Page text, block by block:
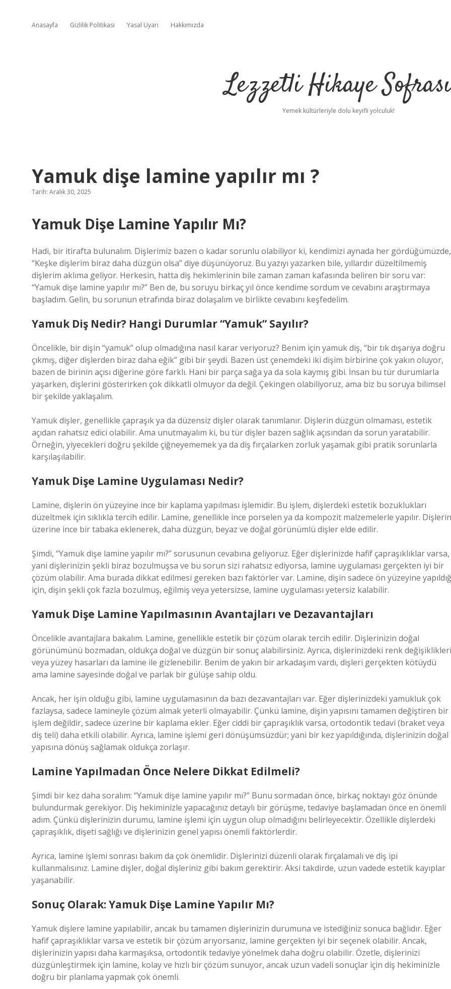
Anasayfa Gizlilik Politikası Yasal Uyarı Hakkımızda
Lezzetli Hikaye Sofrası
Yemek kültürleriyle dolu keyifli yolculuk!
Yamuk dişe lamine yapılır mı ?
Tarih: Aralık 30, 2025
Yamuk Dişe Lamine Yapılır Mı?
Hadi, bir itirafta bulunalım. Dişlerimiz bazen o kadar sorunlu olabiliyor ki, kendimizi aynada her gördüğümüzde,
“Keşke dişlerim biraz daha düzgün olsa” diye düşünüyoruz. Bu yazıyı yazarken bile, yıllardır düzeltilmemiş
dişlerim aklıma geliyor. Herkesin, hatta diş hekimlerinin bile zaman zaman kafasında beliren bir soru var:
“Yamuk dişe lamine yapılır mı?” Ben de, bu soruyu birkaç yıl önce kendime sordum ve cevabını araştırmaya
başladım. Gelin, bu sorunun etrafında biraz dolaşalım ve birlikte cevabını keşfedelim.
Yamuk Diş Nedir? Hangi Durumlar “Yamuk” Sayılır?
Öncelikle, bir dişin “yamuk” olup olmadığına nasıl karar veriyoruz? Benim için yamuk diş, “bir tık dışarıya doğru
çıkmış, diğer dişlerden biraz daha eğik” gibi bir şeydi. Bazen üst çenemdeki iki dişim birbirine çok yakın oluyor,
bazen de birinin açısı diğerine göre farklı. Hani bir parça sağa ya da sola kaymış gibi. İnsan bu tür durumlarla
yaşarken, dişlerini gösterirken çok dikkatli olmuyor da değil. Çekingen olabiliyoruz, ama biz bu soruya bilimsel
bir şekilde yaklaşalım.
Yamuk dişler, genellikle çapraşık ya da düzensiz dişler olarak tanımlanır. Dişlerin düzgün olmaması, estetik
açıdan rahatsız edici olabilir. Ama unutmayalım ki, bu tür dişler bazen sağlık açısından da sorun yaratabilir.
Örneğin, yiyecekleri doğru şekilde çiğneyememek ya da diş fırçalarken zorluk yaşamak gibi pratik sorunlarla
karşılaşılabilir.
Yamuk Dişe Lamine Uygulaması Nedir?
Lamine, dişlerin ön yüzeyine ince bir kaplama yapılması işlemidir. Bu işlem, dişlerdeki estetik bozuklukları
düzeltmek için sıklıkla tercih edilir. Lamine, genellikle ince porselen ya da kompozit malzemelerle yapılır. Dişlerin
üzerine ince bir tabaka eklenerek, daha düzgün, beyaz ve doğal görünümlü dişler elde edilir.
Şimdi, “Yamuk dişe lamine yapılır mı?” sorusunun cevabına geliyoruz. Eğer dişlerinizde hafif çapraşıklıklar varsa,
yani dişlerinizin şekli biraz bozulmuşsa ve bu sorun sizi rahatsız ediyorsa, lamine uygulaması gerçekten iyi bir
çözüm olabilir. Ama burada dikkat edilmesi gereken bazı faktörler var. Lamine, dişin sadece ön yüzeyine
için, dişin şekli çok fazla bozulmuş, eğilmiş veya yetersizse, lamine uygulaması yetersiz kalabilir.
Yamuk Dişe Lamine Yapılmasının Avantajları ve Dezavantajları
Öncelikle avantajlara bakalım. Lamine, genellikle estetik bir çözüm olarak tercih edilir. Dişlerinizin doğal
görünümünü bozmadan, oldukça doğal ve düzgün bir sonuç alabilirsiniz. Ayrıca, dişlerinizdeki renk değişiklikleri
veya yüzey hasarları da lamine ile gizlenebilir. Benim de yakın bir arkadaşım vardı, dişleri gerçekten kötüydü
ama lamine sayesinde doğal ve parlak bir gülüşe sahip oldu.
Ancak, her işin olduğu gibi, lamine uygulamasının da bazı dezavantajları var. Eğer dişlerinizdeki yamukluk çok
fazlaysa, sadece lamineyle çözüm almak yeterli olmayabilir. Çünkü lamine, dişin yapısını tamamen değiştiren bir
işlem değildir, sadece üzerine bir kaplama ekler. Eğer ciddi bir çapraşıklık varsa, ortodontik tedavi (braket veya
diş teli) daha etkili olabilir. Ayrıca, lamine işlemi geri dönüşümsüzdür; yani bir kez yapıldığında, dişlerinizin doğal
yapısına dönüş sağlamak oldukça zorlaşır.
Lamine Yapılmadan Önce Nelere Dikkat Edilmeli?
Şimdi bir kez daha soralım: “Yamuk dişe lamine yapılır mı?” Bunu sormadan önce, birkaç noktayı göz önünde
bulundurmak gerekiyor. Diş hekiminizle yapacağınız detaylı bir görüşme, tedaviye başlamadan önce en önemli
adım. Çünkü dişlerinizin durumu, lamine işlemi için uygun olup olmadığını belirleyecektir. Özellikle dişlerdeki
çapraşıklık, dişeti sağlığı ve dişlerinizin genel yapısı önemli faktörlerdir.
Ayrıca, lamine işlemi sonrası bakım da çok önemlidir. Dişlerinizi düzenli olarak fırçalamalı ve diş ipi
kullanmalısınız. Lamine dişler, doğal dişleriniz gibi bakım gerektirir. Aksi takdirde, uzun vadede estetik kayıplar
yaşanabilir.
Sonuç Olarak: Yamuk Dişe Lamine Yapılır Mı?
Yamuk dişlere lamine yapılabilir, ancak bu tamamen dişlerinizin durumuna ve istediğiniz sonuca bağlıdır. Eğer
hafif çapraşıklıklar varsa ve estetik bir çözüm arıyorsanız, lamine gerçekten iyi bir seçenek olabilir. Ancak,
dişlerinizin yapısı daha karmaşıksa, ortodontik tedaviye yönelmek daha doğru olabilir. Özetle, dişlerinizi
düzgünleştirmek için lamine, kolay ve hızlı bir çözüm sunuyor, ancak uzun vadeli sonuçlar için diş hekiminizle
doğru bir planlama yapmak çok önemli.